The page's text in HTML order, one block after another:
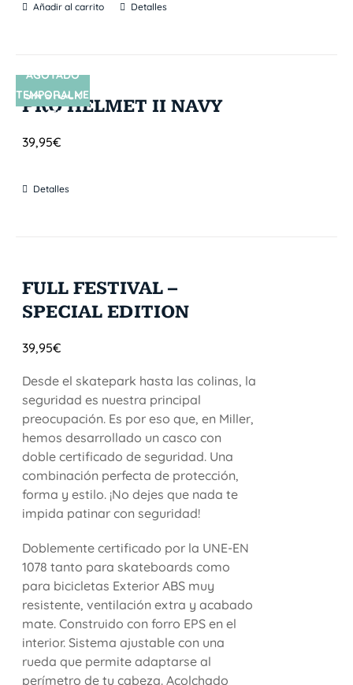
Añadir al carrito Detalles
SIN STOCK
AGOTADO
TEMPORALME
NTE
PRO HELMET II NAVY
39,95€
Detalles
FULL FESTIVAL –
SPECIAL EDITION
39,95€
Desde el skatepark hasta las colinas, la
seguridad es nuestra principal
preocupación. Es por eso que, en Miller,
hemos desarrollado un casco con
doble certificado de seguridad. Una
combinación perfecta de protección,
forma y estilo. ¡No dejes que nada te
impida patinar con seguridad!
Doblemente certificado por la UNE-EN
1078 tanto para skateboards como
para bicicletas Exterior ABS muy
resistente, ventilación extra y acabado
mate. Construido con forro EPS en el
interior. Sistema ajustable con una
rueda que permite adaptarse al
perímetro de tu cabeza. Acolchado